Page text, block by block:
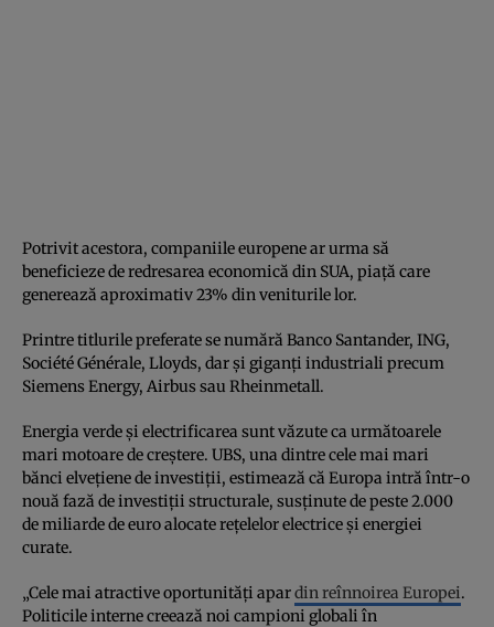
Potrivit acestora, companiile europene ar urma să
beneficieze de redresarea economică din SUA, piață care
generează aproximativ 23% din veniturile lor.
Printre titlurile preferate se numără Banco Santander, ING,
Société Générale, Lloyds, dar și giganți industriali precum
Siemens Energy, Airbus sau Rheinmetall.
Energia verde și electrificarea sunt văzute ca următoarele
mari motoare de creștere. UBS, una dintre cele mai mari
bănci elvețiene de investiții, estimează că Europa intră într-o
nouă fază de investiții structurale, susținute de peste 2.000
de miliarde de euro alocate rețelelor electrice și energiei
curate.
„Cele mai atractive oportunități apardin reînnoirea Europei.
Politicile interne creează noi campioni globali în